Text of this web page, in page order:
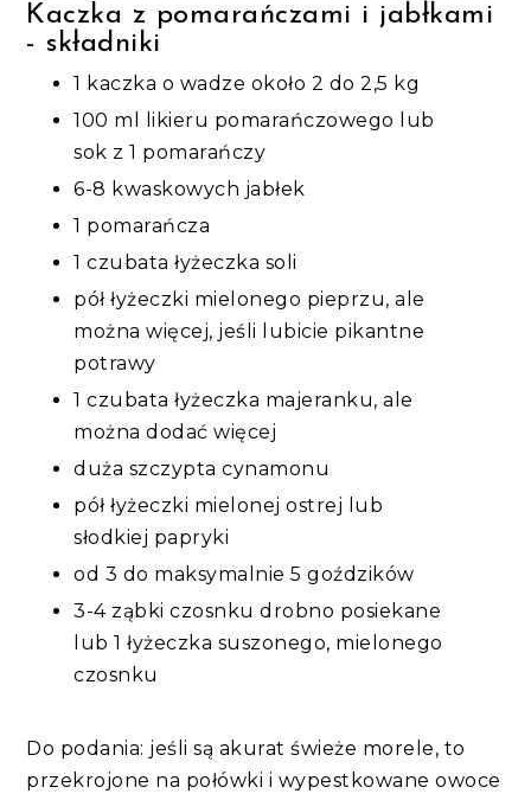
Kaczka z pomarańczami i jabłkami
- składniki
1 kaczka o wadze około 2 do 2,5 kg
100 ml likieru pomarańczowego lub
sok z 1 pomarańczy
6-8 kwaskowych jabłek
1 pomarańcza
1 czubata łyżeczka soli
pół łyżeczki mielonego pieprzu, ale
można więcej, jeśli lubicie pikantne
potrawy
1 czubata łyżeczka majeranku, ale
można dodać więcej
duża szczypta cynamonu
pół łyżeczki mielonej ostrej lub
słodkiej papryki
od 3 do maksymalnie 5 goździków
3-4 ząbki czosnku drobno posiekane
lub 1 łyżeczka suszonego, mielonego
czosnku
Do podania: jeśli są akurat świeże morele, to
przekrojone na połówki i wypestkowane owoce